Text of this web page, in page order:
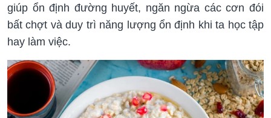
giúp ổn định đường huyết, ngăn ngừa các cơn đói
bất chợt và duy trì năng lượng ổn định khi ta học tập
hay làm việc.